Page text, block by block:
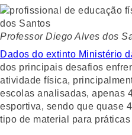
Professor Diego Alves dos
Dados do extinto Ministério
dos principais desafios
atividade física,
escolas analisadas, apenas
esportiva, sendo que quase
tipo de material para